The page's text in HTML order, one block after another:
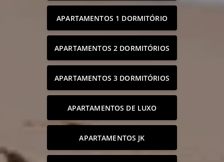
APARTAMENTOS 1 DORMITÓRIO
APARTAMENTOS 2 DORMITÓRIOS
APARTAMENTOS 3 DORMITÓRIOS
APARTAMENTOS DE LUXO
APARTAMENTOS JK